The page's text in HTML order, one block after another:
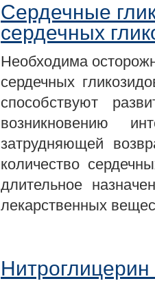
Сердечные
сердечных
Необходима
сердечных
способствуют
возникновению
затрудняющей
количество
длительное
лекарственных